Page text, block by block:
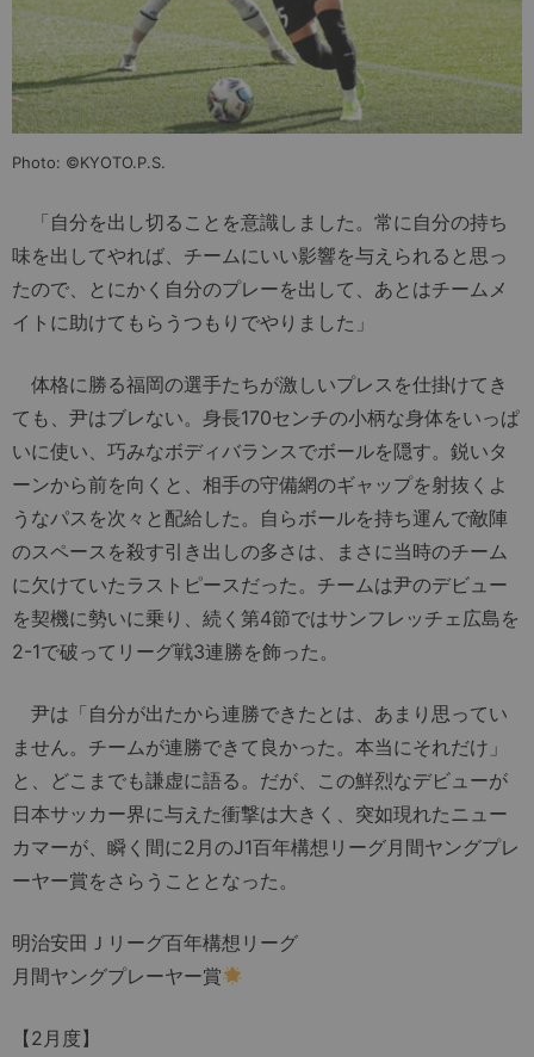
Photo: ©KYOTO.P.S.
「自分を出し切ることを意識しました。常に自分の持ち
味を出してやれば、チームにいい影響を与えられると思っ
たので、とにかく自分のプレーを出して、あとはチームメ
イトに助けてもらうつもりでやりました」
体格に勝る福岡の選手たちが激しいプレスを仕掛けてき
ても、尹はブレない。身長170センチの小柄な身体をいっぱ
いに使い、巧みなボディバランスでボールを隠す。鋭いタ
ーンから前を向くと、相手の守備網のギャップを射抜くよ
うなパスを次々と配給した。自らボールを持ち運んで敵陣
のスペースを殺す引き出しの多さは、まさに当時のチーム
に欠けていたラストピースだった。チームは尹のデビュー
を契機に勢いに乗り、続く第4節ではサンフレッチェ広島を
2-1で破ってリーグ戦3連勝を飾った。
尹は「自分が出たから連勝できたとは、あまり思ってい
ません。チームが連勝できて良かった。本当にそれだけ」
と、どこまでも謙虚に語る。だが、この鮮烈なデビューが
日本サッカー界に与えた衝撃は大きく、突如現れたニュー
カマーが、瞬く間に2月のJ1百年構想リーグ月間ヤングプレ
ーヤー賞をさらうこととなった。
明治安田Ｊリーグ百年構想リーグ
月間ヤングプレーヤー賞
【2月度】